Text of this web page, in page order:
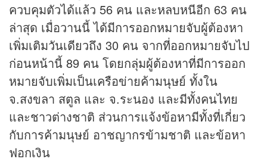
ควบคุมตัวได้แล้ว 56 คน และหลบหนีอีก 63 คน
ล่าสุด เมื่อวานนี้ ได้มีการออกหมายจับผู้ต้องหา
เพิ่มเติมวันเดียวถึง 30 คน จากที่ออกหมายจับไป
ก่อนหน้านี้ 89 คน โดยกลุ่มผู้ต้องหาที่มีการออก
หมายจับเพิ่มเป็นเครือข่ายค้ามนุษย์ ทั้งใน
จ.สงขลา สตูล และ จ.ระนอง และมีทั้งคนไทย
และชาวต่างชาติ ส่วนการแจ้งข้อหามีทั้งที่เกี่ยว
กับการค้ามนุษย์ อาชญากรข้ามชาติ และข้อหา
ฟอกเงิน